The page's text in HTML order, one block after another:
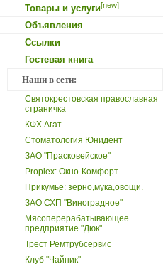
Товары и услуги[new]
Объявления
Ссылки
Гостевая книга
Наши в сети:
Святокрестовская православная
страничка
КФХ Агат
Стоматология Юнидент
ЗАО "Прасковейское"
Proplex: Окно-Комфорт
Прикумье: зерно,мука,овощи.
ЗАО СХП "Виноградное"
Мясоперерабатывающее
предприятие "Дюк"
Трест Ремтрубсервис
Клуб "Чайник"